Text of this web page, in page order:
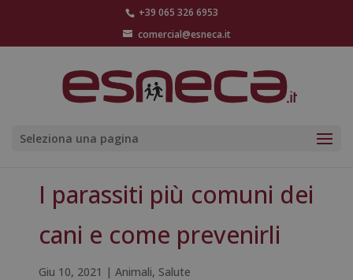
+39 065 326 6953
comercial@esneca.it
Seleziona una pagina
I parassiti più comuni dei
cani e come prevenirli
Giu 10, 2021 | Animali, Salute